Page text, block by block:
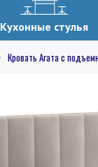
Кухонные стулья
Кровать Агата с